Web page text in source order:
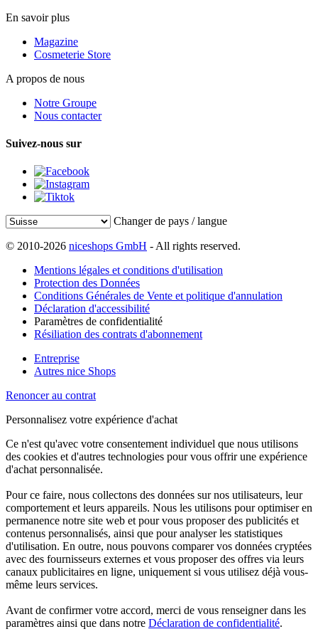
En savoir plus
Magazine
Cosmeterie Store
A propos de nous
Notre Groupe
Nous contacter
Suivez-nous sur
Changer de pays / langue
© 2010-2026 niceshops GmbH - All rights reserved.
Mentions légales et conditions d'utilisation
Protection des Données
Conditions Générales de Vente et politique d'annulation
Déclaration d'accessibilité
Paramètres de confidentialité
Résiliation des contrats d'abonnement
Entreprise
Autres nice Shops
Renoncer au contrat
Personnalisez votre expérience d'achat
Ce n'est qu'avec votre consentement individuel que nous utilisons
des cookies et d'autres technologies pour vous offrir une expérience
d'achat personnalisée.
Pour ce faire, nous collectons des données sur nos utilisateurs, leur
comportement et leurs appareils. Nous les utilisons pour optimiser en
permanence notre site web et pour vous proposer des publicités et
contenus personnalisés, ainsi que pour analyser les statistiques
d'utilisation. En outre, nous pouvons comparer vos données cryptées
avec des fournisseurs externes et vous proposer des offres via leurs
canaux publicitaires en ligne, uniquement si vous utilisez déjà vous-
même leurs services.
Avant de confirmer votre accord, merci de vous renseigner dans les
paramètres ainsi que dans notre Déclaration de confidentialité.